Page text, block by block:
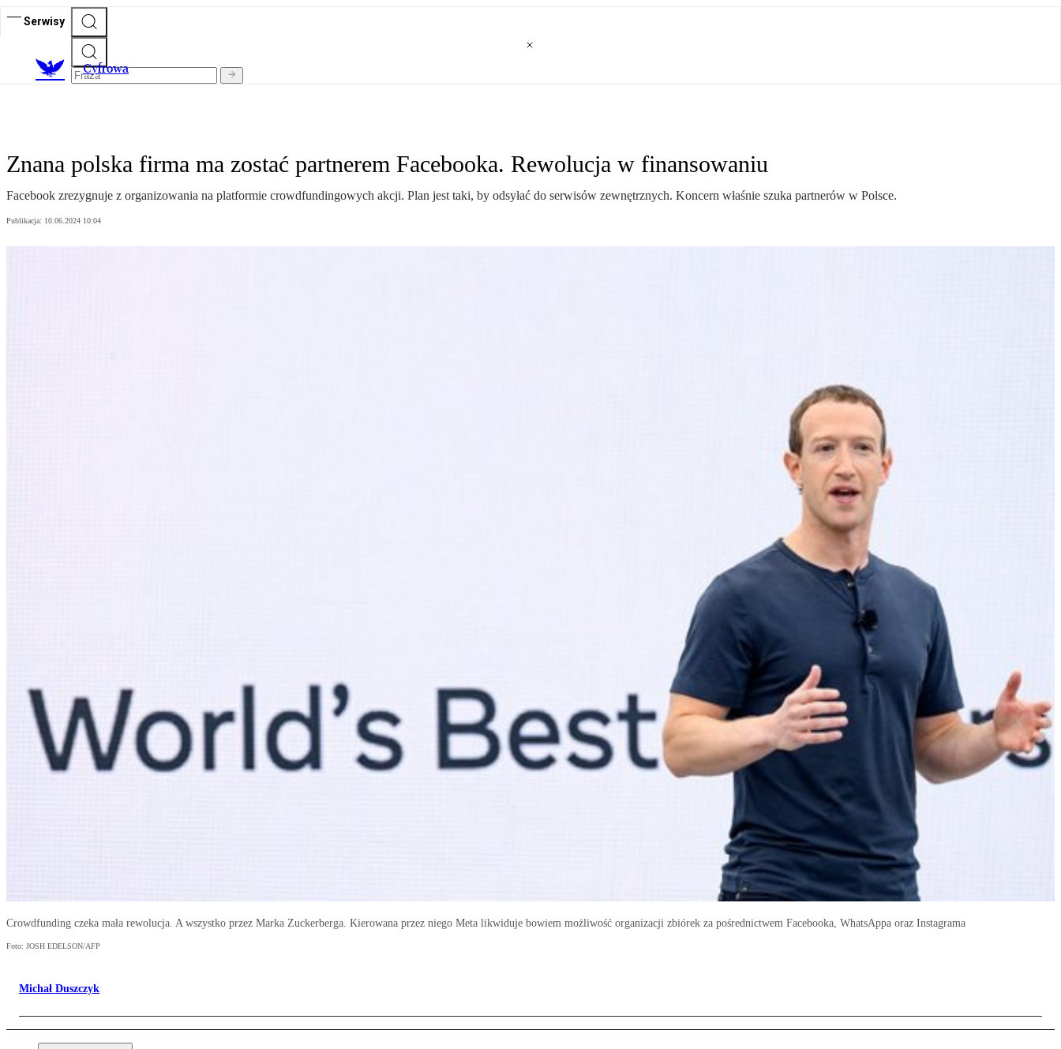
Serwisy
Cyfrowa
Znana polska firma ma zostać partnerem Facebooka. Rewolucja w finansowaniu
Facebook zrezygnuje z organizowania na platformie crowdfundingowych akcji. Plan jest taki, by odsyłać do serwisów zewnętrznych. Koncern właśnie szuka partnerów w Polsce.
Publikacja: 10.06.2024 10:04
Crowdfunding czeka mała rewolucja. A wszystko przez Marka Zuckerberga. Kierowana przez niego Meta likwiduje bowiem możliwość organizacji zbiórek za pośrednictwem Facebooka, WhatsAppa oraz Instagrama
Foto: JOSH EDELSON/AFP
Michał Duszczyk